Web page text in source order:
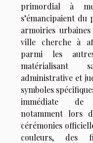
primordial à
s’émancipaient
armoiries
ville cherche à
parmi les
matérialisant
administrative et
symboles
immédiate de
notamment lors
cérémonies
couleurs, des